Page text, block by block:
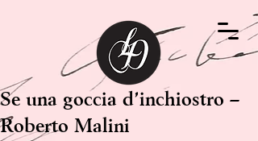
Se una goccia d’inchiostro –
Roberto Malini